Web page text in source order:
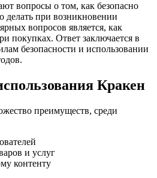
вопросы о том, как безопасно
делать при возникновении
вопросов является, как
покупках. Ответ заключается в
безопасности и использовании
Кракен
преимуществ, среди
и услуг
контенту